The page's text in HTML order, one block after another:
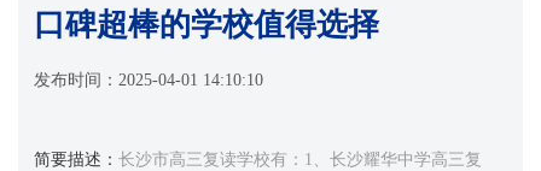
口碑超棒的学校值得选择
发布时间： 2025-04-01 14:10:10
简要描述： 长沙市高三复读学校有：1、长沙耀华中学高三复